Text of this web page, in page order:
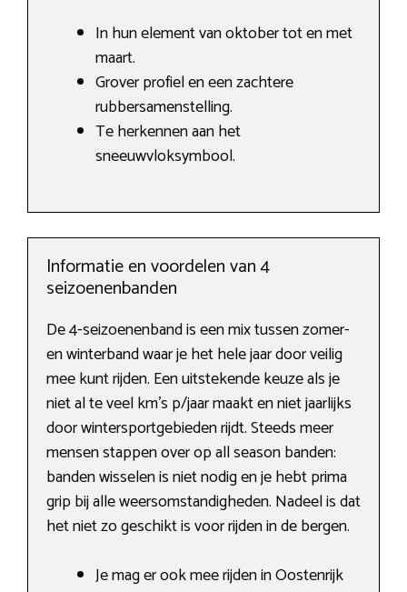
In hun element van oktober tot en met
maart.
Grover profiel en een zachtere
rubbersamenstelling.
Te herkennen aan het
sneeuwvloksymbool.
Informatie en voordelen van 4
seizoenenbanden
De 4-seizoenenband is een mix tussen zomer-
en winterband waar je het hele jaar door veilig
mee kunt rijden. Een uitstekende keuze als je
niet al te veel km’s p/jaar maakt en niet jaarlijks
door wintersportgebieden rijdt. Steeds meer
mensen stappen over op all season banden:
banden wisselen is niet nodig en je hebt prima
grip bij alle weersomstandigheden. Nadeel is dat
het niet zo geschikt is voor rijden in de bergen.
Je mag er ook mee rijden in Oostenrijk